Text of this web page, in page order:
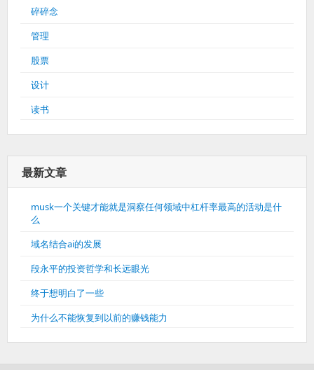
碎碎念
管理
股票
设计
读书
最新文章
musk一个关键才能就是洞察任何领域中杠杆率最高的活动是什
么
域名结合ai的发展
段永平的投资哲学和长远眼光
终于想明白了一些
为什么不能恢复到以前的赚钱能力